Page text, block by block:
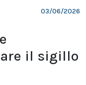
03/06/2026
il sigillo